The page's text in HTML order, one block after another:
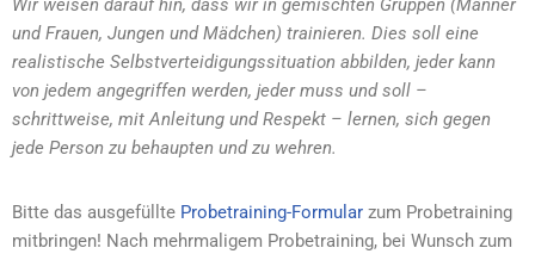
Wir weisen darauf hin, dass wir in gemischten Gruppen (Männer
und Frauen, Jungen und Mädchen) trainieren. Dies soll eine
realistische Selbstverteidigungssituation abbilden, jeder kann
von jedem angegriffen werden, jeder muss und soll –
schrittweise, mit Anleitung und Respekt – lernen, sich gegen
jede Person zu behaupten und zu wehren.
Bitte das ausgefüllte Probetraining-Formular zum Probetraining
mitbringen! Nach mehrmaligem Probetraining, bei Wunsch zum